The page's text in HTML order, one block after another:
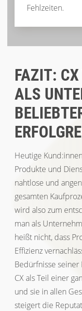
Fehlzeiten.
FAZIT: CX
ALS
Heutige
Produkte und
nahtlose und
gesamten
wird also zum
man als
heißt nicht, dass
Effizienz
Bedürfnisse
CX als Teil einer
und sie in allen
steigert die